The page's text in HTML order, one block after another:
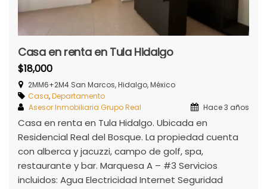
Casa en renta en Tula Hidalgo
$18,000
2MM6+2M4 San Marcos, Hidalgo, México
Casa,Departamento
Asesor Inmobiliaria Grupo Real
Hace 3 años
Casa en renta en Tula Hidalgo. Ubicada en
Residencial Real del Bosque. La propiedad cuenta
con alberca y jacuzzi, campo de golf, spa,
restaurante y bar. Marquesa A – #3 Servicios
incluidos: Agua Electricidad Internet Seguridad